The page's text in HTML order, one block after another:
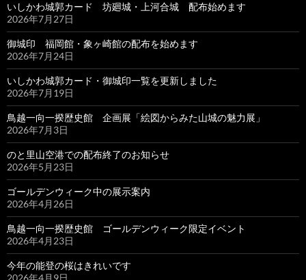
いしかわ城郭カード 坊廻城・上河合城 配布始めます
2026年7月27日
御城印 福岡館・象ヶ崎館の配布を始めます
2026年7月24日
いしかわ城郭カード・御城印一覧を更新しました
2026年7月19日
鳥越一向一揆歴史館 企画展「絵図からみた山城の魅力展」
2026年7月3日
のと里山空港での配布終了のお知らせ
2026年5月23日
ゴールデンウィーク中の展示案内
2026年4月26日
鳥越一向一揆歴史館 ゴールデンウィーク限定イベント
2026年4月23日
今年の能登の桜はきれいです
2026年4月9日